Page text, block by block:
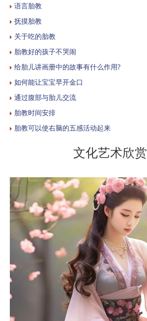
语言胎教
抚摸胎教
关于吃的胎教
胎教好的孩子不哭闹
给胎儿讲画册中的故事有什么作用?
如何能让宝宝早开金口
通过腹部与胎儿交流
胎教时间安排
胎教可以使右脑的五感活动起来
文化艺术欣赏